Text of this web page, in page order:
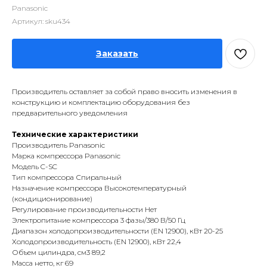
Panasonic
Артикул: sku434
Заказать
Производитель оставляет за собой право вносить изменения в
конструкцию и комплектацию оборудования без
предварительного уведомления
Технические характеристики
Производитель Panasonic
Марка компрессора Panasonic
Модель C-SC
Тип компрессора Спиральный
Назначение компрессора Высокотемпературный
(кондиционирование)
Регулирование производительности Нет
Электропитание компрессора 3 фазы/380 В/50 Гц
Диапазон холодопроизводительности (EN 12900), кВт 20-25
Холодопроизводительность (EN 12900), кВт 22,4
Объем цилиндра, см3 89,2
Масса нетто, кг 69